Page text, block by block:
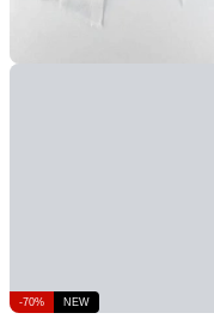
-70% NEW